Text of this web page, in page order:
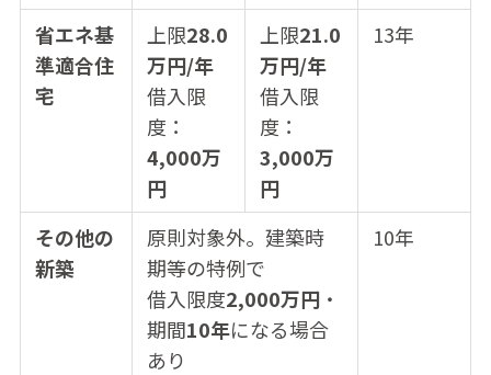
省エネ基
準適合住
宅
上限28.0
万円/年
借入限
度：
4,000万
円
上限21.0
万円/年
借入限
度：
3,000万
円
13年
その他の
新築
原則対象外。建築時
期等の特例で
借入限度2,000万円 ・
期間10年になる場合
あり
10年